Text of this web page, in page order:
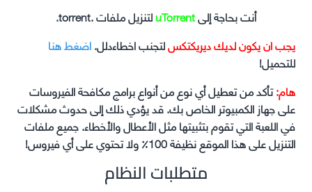
أنت بحاجة إلىuTorrentلتنزيل ملفات .torrent.
يجب ان يكون لديك ديريكتكسلتجنب اخطاءدلل.اضغط هنا
للتحميل!
هام:تأكد من تعطيل أي نوع من أنواع برامج مكافحة الفيروسات
على جهاز الكمبيوتر الخاص بك. قد يؤدي ذلك إلى حدوث مشكلات
في اللعبة التي تقوم بتثبيتها مثل الأعطال والأخطاء. جميع ملفات
التنزيل على هذا الموقع نظيفة 100٪ ولا تحتوي على أي فيروس!
متطلبات النظام